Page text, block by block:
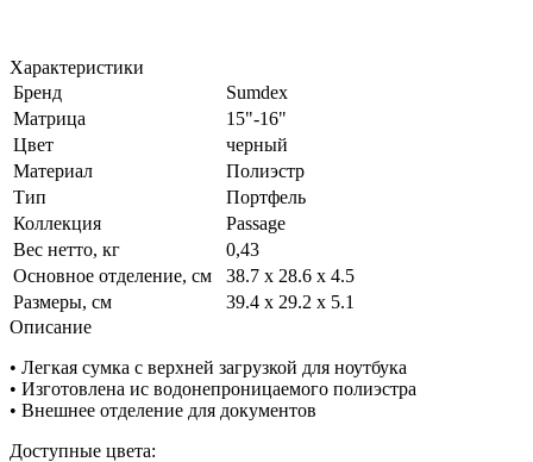
Характеристики
Бренд
Sumdex
Матрица
15"-16"
Цвет
черный
Материал
Полиэстр
Тип
Портфель
Коллекция
Passage
Вес нетто, кг
0,43
Основное отделение, см
38.7 x 28.6 x 4.5
Размеры, см
39.4 x 29.2 x 5.1
Описание
• Легкая сумка с верхней загрузкой для ноутбука
• Изготовлена ис водонепроницаемого полиэстра
• Внешнее отделение для документов
Доступные цвета: